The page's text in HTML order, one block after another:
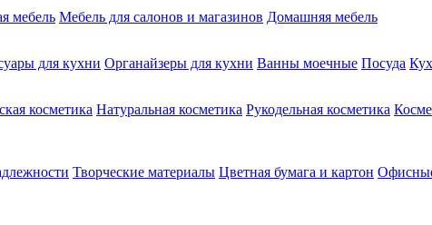
мебель Мебель для салонов и магазинов Домашняя мебель
для кухни Органайзеры для кухни Ванны моечные Посуда
косметика Натуральная косметика Рукодельная косметика
Творческие материалы Цветная бумага и картон